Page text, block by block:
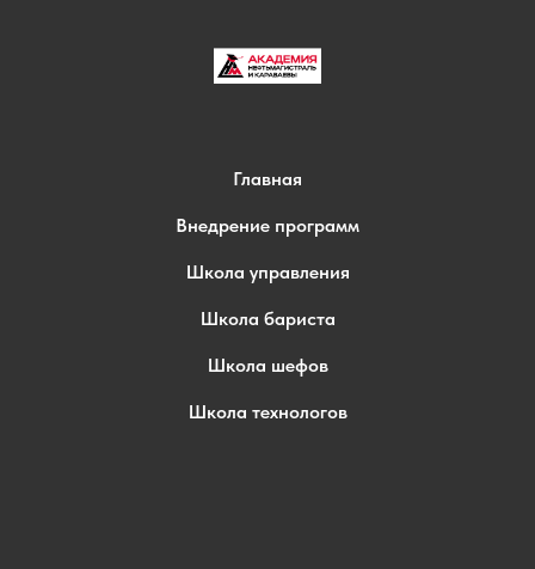
Главная
Внедрение программ
Школа управления
Школа бариста
Школа шефов
Школа технологов